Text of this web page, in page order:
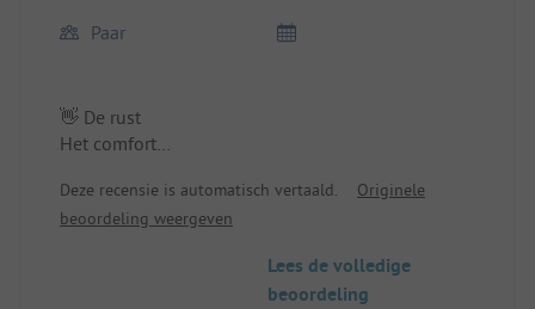
Paar
👋 De rust
Het comfort
Locatie/Huuraccommodatie: De locatie.
Deze recensie is automatisch vertaald.
Originele
beoordeling weergeven
Lees de volledige
beoordeling